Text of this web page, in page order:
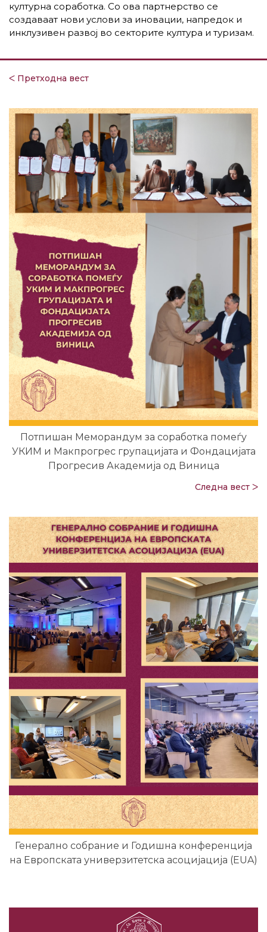
културна соработка. Со ова партнерство се
создаваат нови услови за иновации, напредок и
инклузивен развој во секторите култура и туризам.
ᐸ Претходна вест
Потпишан Меморандум за соработка помеѓу
УКИМ и Макпрогрес групацијата и Фондацијата
Прогресив Академија од Виница
Следна вест ᐳ
Генерално собрание и Годишна конференција
на Европската универзитетска асоцијација (EUA)